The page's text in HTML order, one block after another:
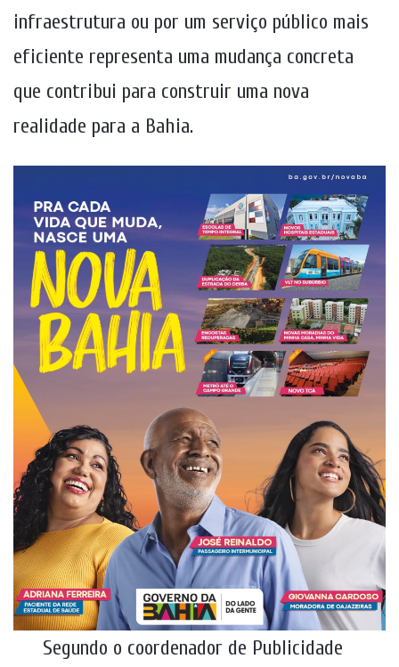
infraestrutura ou por um serviço público mais
eficiente representa uma mudança concreta
que contribui para construir uma nova
realidade para a Bahia.
Segundo o coordenador de Publicidade